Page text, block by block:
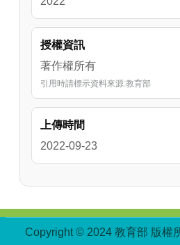
授權資訊
著作權所有
引用時請標示資料來源:教育部
上傳時間
2022-09-23
Copyright © 2024 教育部 版權